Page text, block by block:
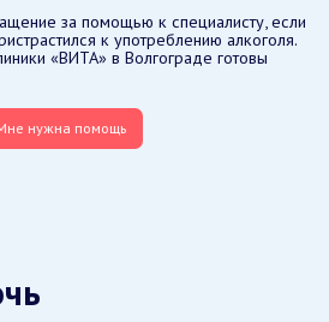
за помощью к специалисту, если
к употреблению алкоголя.
«ВИТА» в Волгограде готовы
нужна помощь